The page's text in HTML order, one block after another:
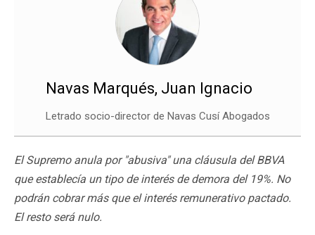
Navas Marqués, Juan Ignacio
Letrado socio-director de Navas Cusí Abogados
El Supremo anula por "abusiva" una cláusula del BBVA
que establecía un tipo de interés de demora del 19%. No
podrán cobrar más que el interés remunerativo pactado.
El resto será nulo.